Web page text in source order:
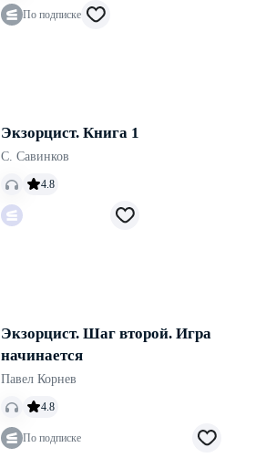
По подписке
Экзорцист. Книга 1
С. Савинков
4.8
Экзорцист. Шаг второй. Игра
начинается
Павел Корнев
4.8
По подписке